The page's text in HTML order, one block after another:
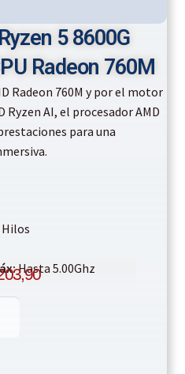
5 8600G
Radeon 760M
Radeon 760M y por el motor
AI, el procesador AMD
para una
Hilos
Hasta 5.00Ghz
Current